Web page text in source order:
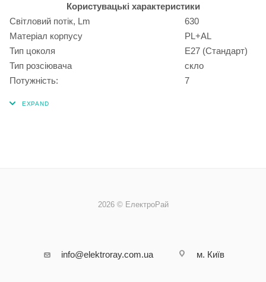
Користувацькі характеристики
Світловий потік, Lm
630
Матеріал корпусу
PL+AL
Тип цоколя
E27 (Стандарт)
Тип розсіювача
скло
Потужність:
7
2026 © ЕлектроРай
info@elektroray.com.ua м. Київ